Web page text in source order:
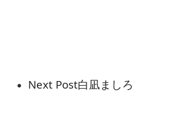
Next Post白凪ましろ